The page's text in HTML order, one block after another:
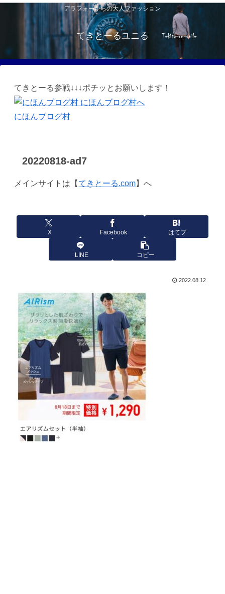
アラフォーからの大人ファッション
てきとーるユニる
てきとーる参戦↓↓↓ポチッとお願いします！
にほんブログ村
20220818-ad7
メインサイトは【てきとーる.com】へ
X Facebook はてブ
LINE コピー
2022.08.12